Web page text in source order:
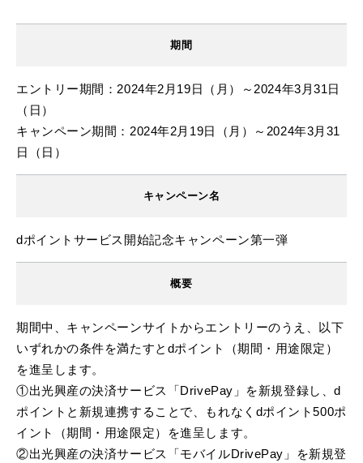
期間
エントリー期間：2024年2月19日（月）～2024年3月31日
（日）
キャンペーン期間：2024年2月19日（月）～2024年3月31
日（日）
キャンペーン名
dポイントサービス開始記念キャンペーン第一弾
概要
期間中、キャンペーンサイトからエントリーのうえ、以下
いずれかの条件を満たすとdポイント（期間・用途限定）
を進呈します。
①出光興産の決済サービス「DrivePay」を新規登録し、d
ポイントと新規連携することで、もれなくdポイント500ポ
イント（期間・用途限定）を進呈します。
②出光興産の決済サービス「モバイルDrivePay」を新規登